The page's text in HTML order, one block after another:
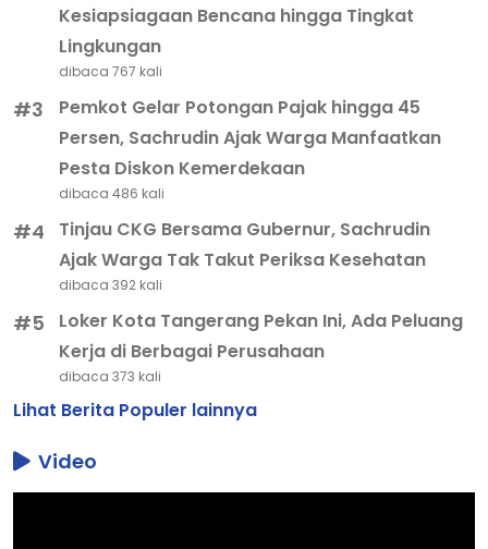
Kesiapsiagaan Bencana hingga Tingkat
Lingkungan
dibaca 767 kali
#3
Pemkot Gelar Potongan Pajak hingga 45
Persen, Sachrudin Ajak Warga Manfaatkan
Pesta Diskon Kemerdekaan
dibaca 486 kali
#4
Tinjau CKG Bersama Gubernur, Sachrudin
Ajak Warga Tak Takut Periksa Kesehatan
dibaca 392 kali
#5
Loker Kota Tangerang Pekan Ini, Ada Peluang
Kerja di Berbagai Perusahaan
dibaca 373 kali
Lihat Berita Populer lainnya
Video